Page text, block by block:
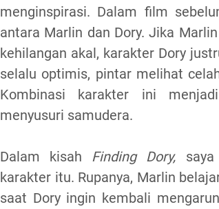
menginspirasi. Dalam film
antara Marlin dan Dory. Jika
kehilangan akal, karakter Dory
selalu optimis, pintar melihat
Kombinasi karakter ini
menyusuri samudera.
Dalam kisah Finding Dory,
karakter itu. Rupanya, Marlin
saat Dory ingin kembali